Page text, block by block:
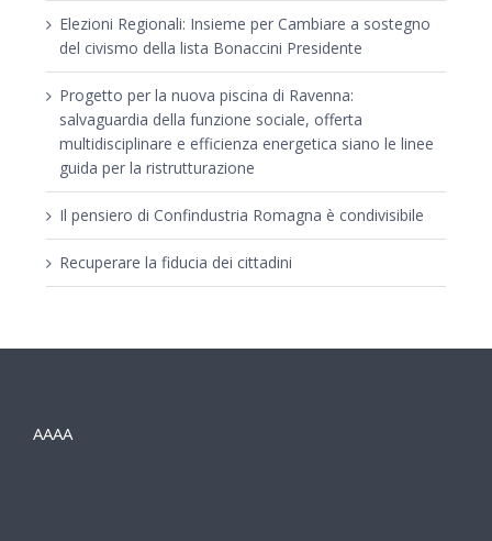
Elezioni Regionali: Insieme per Cambiare a sostegno
del civismo della lista Bonaccini Presidente
Progetto per la nuova piscina di Ravenna:
salvaguardia della funzione sociale, offerta
multidisciplinare e efficienza energetica siano le linee
guida per la ristrutturazione
Il pensiero di Confindustria Romagna è condivisibile
Recuperare la fiducia dei cittadini
AAAA